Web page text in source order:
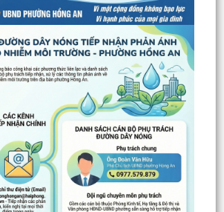
báo về việc niêm yết công khai Phương
thường, hỗ trợ dự kiến đối với các hộ gia
ĐIỂM CỐT LÕI CỦA NGHỊ QUYẾT SỐ 80-
TW NGÀY 07/01/2026 VỀ PHÁT TRIỂN VĂN
VIỆT NAM - XÂY...
HỒNG AN TỔ CHỨC SƠ KẾT ĐÁNH GIÁ
HÌNH TRIỂN KHAI THỰC HIỆN MÔ HÌNH “TỔ
PHỐ KHÔNG MA...
TÊN 03 ĐƯỜNG, 05 PHỐ TRÊN ĐỊA BÀN
HỒNG AN – DẤU MỐC QUAN TRỌNG